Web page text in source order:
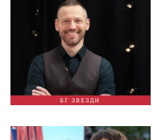
БГ ЗВЕЗДИ